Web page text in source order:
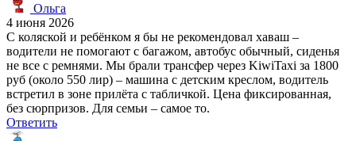
Ольга
4 июня 2026
С коляской и ребёнком я бы не рекомендовал хаваш –
водители не помогают с багажом, автобус обычный, сиденья
не все с ремнями. Мы брали трансфер через KiwiTaxi за 1800
руб (около 550 лир) – машина с детским креслом, водитель
встретил в зоне прилёта с табличкой. Цена фиксированная,
без сюрпризов. Для семьи – самое то.
Ответить